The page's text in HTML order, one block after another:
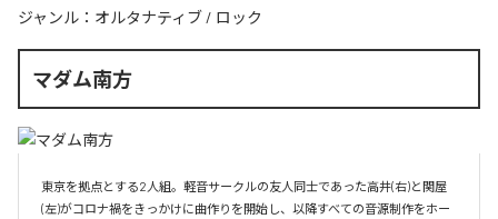
ジャンル： オルタナティブ / ロック
マダム南方
東京を拠点とする2人組。軽音サークルの友人同士であった高井(右)と関屋
(左)がコロナ禍をきっかけに曲作りを開始し、以降すべての音源制作をホー